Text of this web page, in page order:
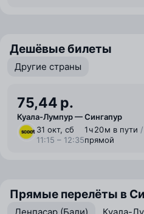
Дешёвые билеты
Другие страны
75,44 р.
Куала-Лумпур — Сингапур
31 окт, сб
11:15 – 12:35
1 ⁠ч 20 ⁠м в пути /
прямой
Прямые перелёты в